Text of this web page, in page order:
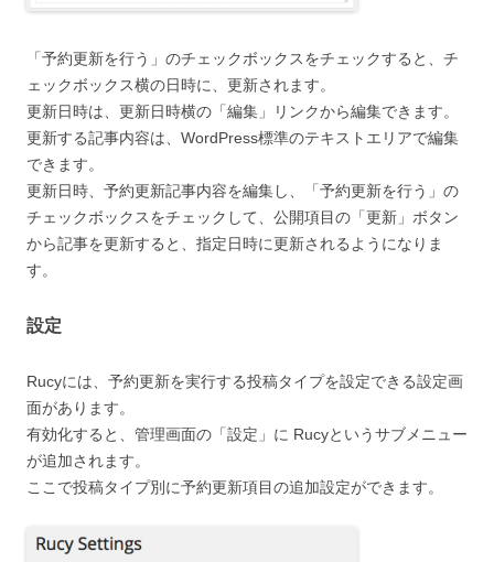
「予約更新を行う」のチェックボックスをチェックすると、チ
ェックボックス横の日時に、更新されます。
更新日時は、更新日時横の「編集」リンクから編集できます。
更新する記事内容は、WordPress標準のテキストエリアで編集
できます。
更新日時、予約更新記事内容を編集し、「予約更新を行う」の
チェックボックスをチェックして、公開項目の「更新」ボタン
から記事を更新すると、指定日時に更新されるようになりま
す。
設定
Rucyには、予約更新を実行する投稿タイプを設定できる設定画
面があります。
有効化すると、管理画面の「設定」に Rucyというサブメニュー
が追加されます。
ここで投稿タイプ別に予約更新項目の追加設定ができます。